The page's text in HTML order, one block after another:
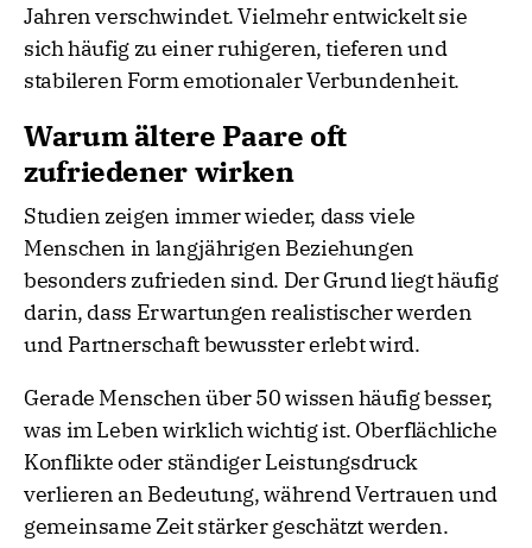
Jahren verschwindet. Vielmehr entwickelt sie
sich häufig zu einer ruhigeren, tieferen und
stabileren Form emotionaler Verbundenheit.
Warum ältere Paare oft
zufriedener wirken
Studien zeigen immer wieder, dass viele
Menschen in langjährigen Beziehungen
besonders zufrieden sind. Der Grund liegt häufig
darin, dass Erwartungen realistischer werden
und Partnerschaft bewusster erlebt wird.
Gerade Menschen über 50 wissen häufig besser,
was im Leben wirklich wichtig ist. Oberflächliche
Konflikte oder ständiger Leistungsdruck
verlieren an Bedeutung, während Vertrauen und
gemeinsame Zeit stärker geschätzt werden.